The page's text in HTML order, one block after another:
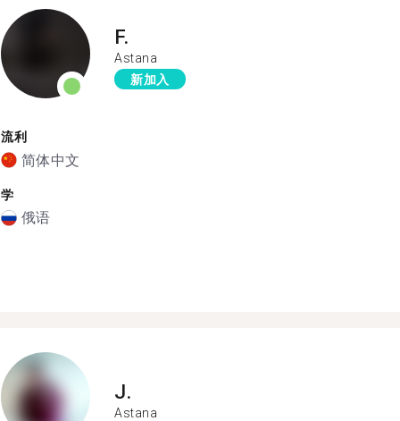
F.
Astana
新加入
流利
简体中文
学
俄语
J.
Astana